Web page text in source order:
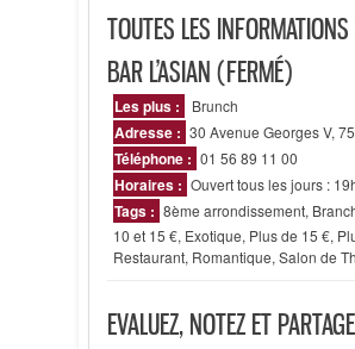
TOUTES LES
BAR L’ASIAN (FERMÉ)
Les plus : Brunch
Adresse : 30 Avenue Georges V,
Téléphone : 01 56 89 11 00
Horaires : Ouvert tous les jours :
Tags : 8ème arrondissement,
10 et 15 €, Exotique, Plus de 15 €,
Restaurant, Romantique, Salon de
EVALUEZ, NOTEZ ET